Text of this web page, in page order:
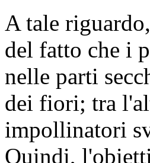
A tale
del fatto che i
nelle parti
dei fiori; tra
impollinatori
Quindi,